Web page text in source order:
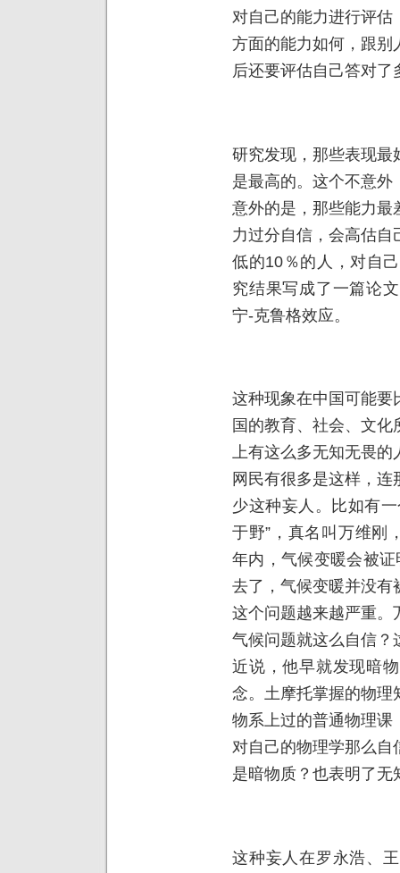
对自己的能力进行评
方面的能力如何，跟别
后还要评估自己答对
研究发现，那些表现最
是最高的。这个不意
意外的是，那些能力最
力过分自信，会高估
低的10％的人，对自
究结果写成了一篇论
宁-克鲁格效应。
这种现象在中国可能要
国的教育、社会、文
上有这么多无知无畏
网民有很多是这样，
少这种妄人。比如有
于野”，真名叫万维刚
年内，气候变暖会被
去了，气候变暖并没有
这个问题越来越严重。
气候问题就这么自信？
近说，他早就发现暗
念。土摩托掌握的物理
物系上过的普通物理课
对自己的物理学那么
是暗物质？也表明了无
这种妄人在罗永浩、